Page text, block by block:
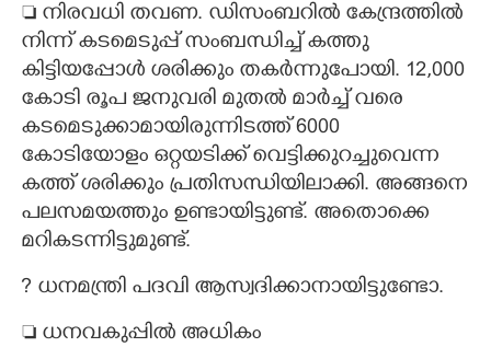
 നിരവധി തവണ. ഡിസംബറിൽ കേന്ദ്രത്തിൽ
നിന്ന് കടമെടുപ്പ് സംബന്ധിച്ച് കത്തു
കിട്ടിയപ്പോൾ ശരിക്കും തകർന്നുപോയി. 12,​000
കോടി രൂപ ജനുവരി മുതൽ മാർച്ച് വരെ
കടമെടുക്കാമായിരുന്നിടത്ത് 6000
കോടിയോളം ഒറ്റയടിക്ക് വെട്ടിക്കുറച്ചുവെന്ന
കത്ത് ശരിക്കും പ്രതിസന്ധിയിലാക്കി. അങ്ങനെ
പലസമയത്തും ഉണ്ടായിട്ടുണ്ട്. അതൊക്കെ
മറികടന്നിട്ടുമുണ്ട്.
? ധനമന്ത്രി പദവി ആസ്വദിക്കാനായിട്ടുണ്ടോ.
 ധനവകുപ്പിൽ അധികം